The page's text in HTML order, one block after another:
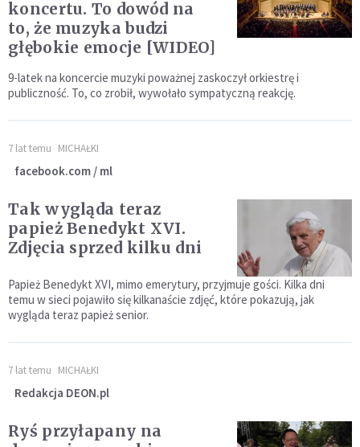
koncertu. To dowód na
to, że muzyka budzi
głębokie emocje [WIDEO]
9-latek na koncercie muzyki poważnej zaskoczył orkiestrę i
publiczność. To, co zrobił, wywołało sympatyczną reakcję.
7 lat temu MICHAŁKI
facebook.com / ml
Tak wygląda teraz
papież Benedykt XVI.
Zdjęcia sprzed kilku dni
Papież Benedykt XVI, mimo emerytury, przyjmuje gości. Kilka dni
temu w sieci pojawiło się kilkanaście zdjęć, które pokazują, jak
wygląda teraz papież senior.
7 lat temu MICHAŁKI
Redakcja DEON.pl
Ryś przyłapany na